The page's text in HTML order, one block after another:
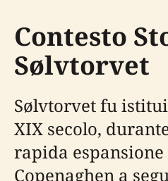
Contesto
Sølvtorvet
Sølvtorvet fu
XIX secolo,
rapida
Copenaghen a